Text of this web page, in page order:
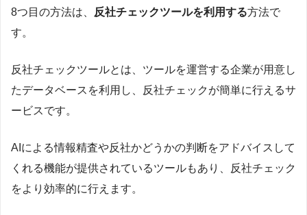
8つ目の方法は、 反社チェックツールを利用する方法で
す。
反社チェックツールとは、ツールを運営する企業が用意し
たデータベースを利用し、反社チェックが簡単に行えるサ
ービスです。
AIによる情報精査や反社かどうかの判断をアドバイスして
くれる機能が提供されているツールもあり、反社チェック
をより効率的に行えます。